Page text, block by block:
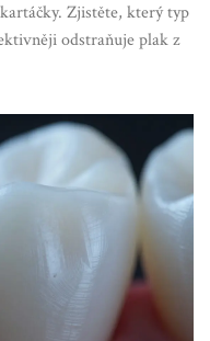
Zjistěte, který typ
odstraňuje plak z